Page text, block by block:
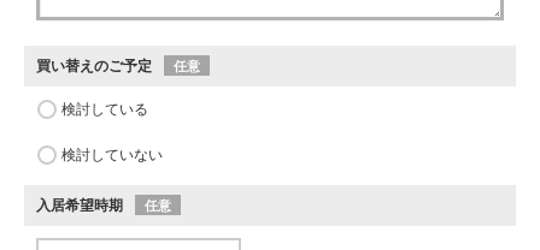
買い替えのご予定 任意
検討している
検討していない
入居希望時期 任意